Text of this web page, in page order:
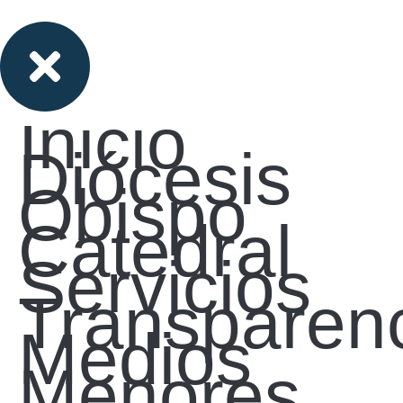
Inicio
Diócesis
Obispo
Catedral
Servicios
Medios